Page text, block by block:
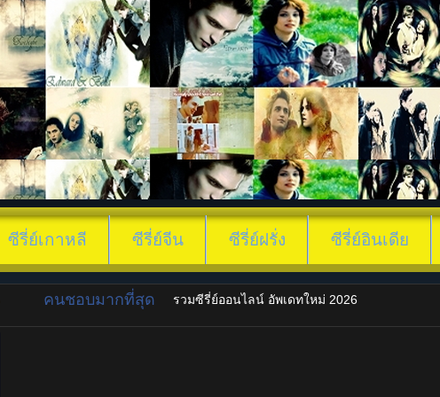
ซีรี่ย์เกาหลี ซีรี่ย์จีน ซีรี่ย์ฝรั่ง ซีรี่ย์อินเดีย
คนชอบมากที่สุด รวมซีรี่ย์ออนไลน์ อัพเดทใหม่ 2026